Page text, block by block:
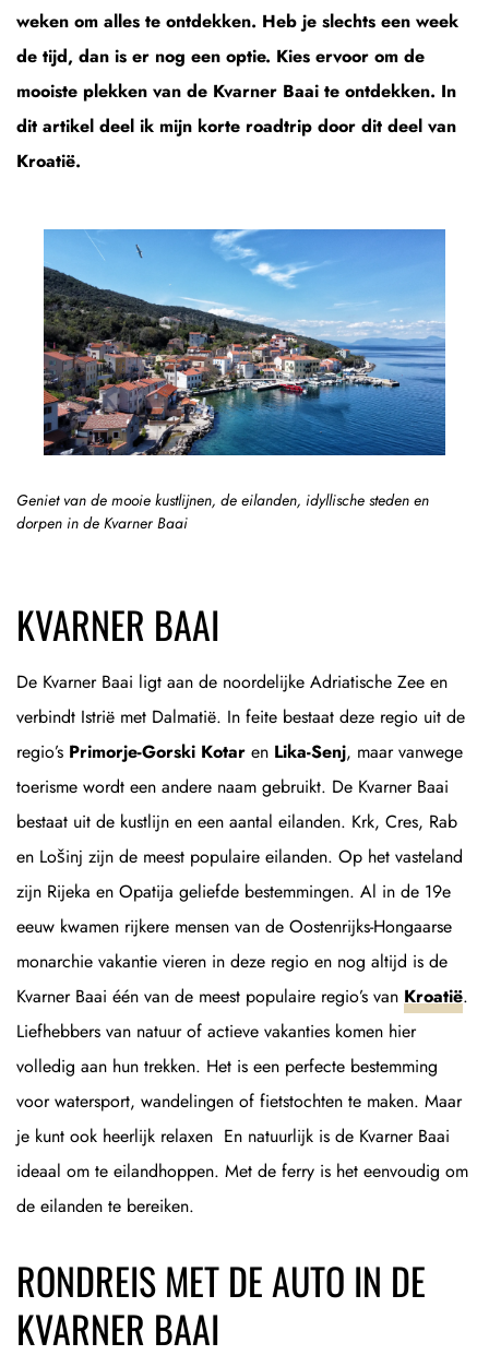
weken om alles te ontdekken. Heb je slechts een week
de tijd, dan is er nog een optie. Kies ervoor om de
mooiste plekken van de Kvarner Baai te ontdekken. In
dit artikel deel ik mijn korte roadtrip door dit deel van
Kroatië.
Geniet van de mooie kustlijnen, de eilanden, idyllische steden en
dorpen in de Kvarner Baai
KVARNER BAAI
De Kvarner Baai ligt aan de noordelijke Adriatische Zee en
verbindt Istrië met Dalmatië. In feite bestaat deze regio uit de
regio’s Primorje-Gorski Kotar en Lika-Senj, maar vanwege
toerisme wordt een andere naam gebruikt. De Kvarner Baai
bestaat uit de kustlijn en een aantal eilanden. Krk, Cres, Rab
en Lošinj zijn de meest populaire eilanden. Op het vasteland
zijn Rijeka en Opatija geliefde bestemmingen. Al in de 19e
eeuw kwamen rijkere mensen van de Oostenrijks-Hongaarse
monarchie vakantie vieren in deze regio en nog altijd is de
Kvarner Baai één van de meest populaire regio’s van Kroatië.
Liefhebbers van natuur of actieve vakanties komen hier
volledig aan hun trekken. Het is een perfecte bestemming
voor watersport, wandelingen of fietstochten te maken. Maar
je kunt ook heerlijk relaxen En natuurlijk is de Kvarner Baai
ideaal om te eilandhoppen. Met de ferry is het eenvoudig om
de eilanden te bereiken.
RONDREIS MET DE AUTO IN DE
KVARNER BAAI